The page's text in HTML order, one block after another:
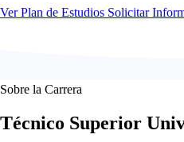
Ver Plan de Estudios Solicitar
Sobre la Carrera
Técnico Superior